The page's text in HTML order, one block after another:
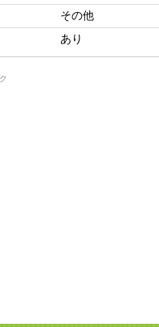
その他
あり